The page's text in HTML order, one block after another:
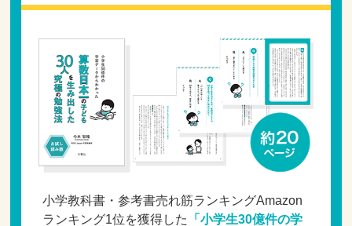
小学教科書・参考書売れ筋ランキングAmazon
ランキング1位を獲得した 「小学生30億件の学